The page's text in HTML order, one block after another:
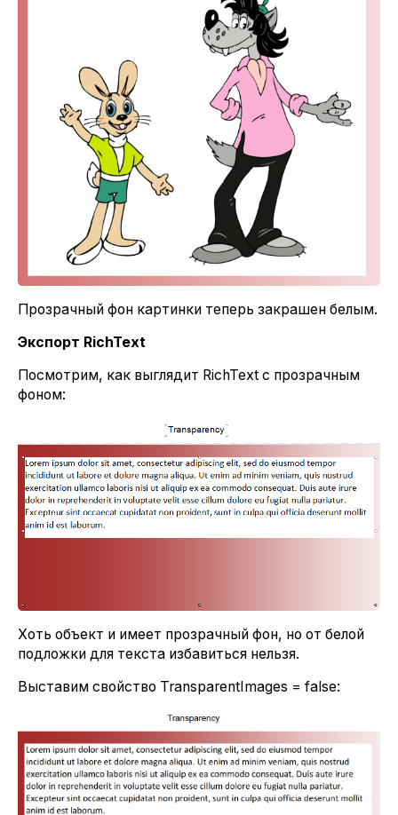
Прозрачный фон картинки теперь закрашен белым.
Экспорт RichText
Посмотрим, как выглядит RichText с прозрачным
фоном:
Хоть объект и имеет прозрачный фон, но от белой
подложки для текста избавиться нельзя.
Выставим свойство TransparentImages = false: